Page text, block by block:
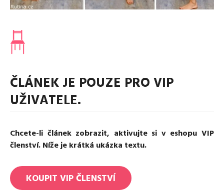
Excentrické posilování
Aktivní uvolnění
Výzvy a nácviky
Afirmace – cvičení mysli
Polévky
Kontakt
ČLÁNEK JE POUZE PRO VIP
UŽIVATELE.
Chcete-li článek zobrazit, aktivujte si v eshopu VIP
členství. Níže je krátká ukázka textu.
KOUPIT VIP ČLENSTVÍ